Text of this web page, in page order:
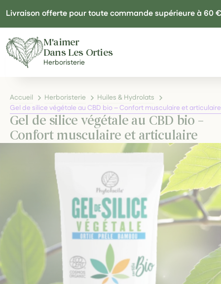
Livraison offerte pour toute commande supérieure à 60 €
M'aimer
Dans Les Orties
Herboristerie
Accueil Herboristerie
Huiles & Hydrolats
Gel de silice végétale au CBD bio – Confort musculaire et articulaire
Gel de silice végétale au CBD bio –
Confort musculaire et articulaire